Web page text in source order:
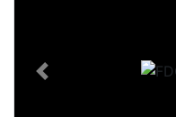
Previous